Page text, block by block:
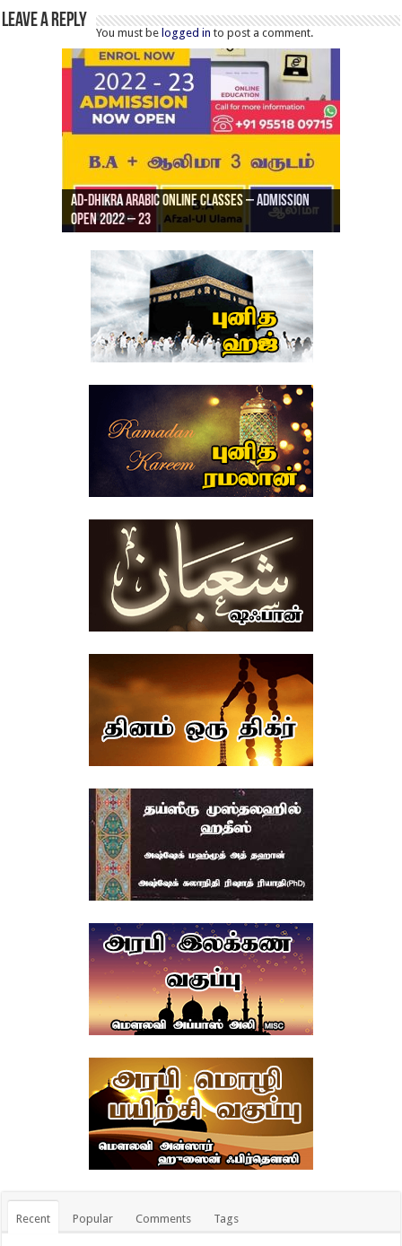
Leave a Reply
You must belogged in to post a comment.
Ad-Dhikra Arabic Online Classes – Admission
Open 2022 – 23
Ad-Dhikra Arabic Online Classes – BA Arabic
AD DHIKRA ARABIC COLLEGE ADMISSION
ரியாத் ஜும்ஆ தமிழாக்கம், Jamia Al Hajiri
Masjid (Kuwait Masjid), Malaz, Riyadh
Recent Popular Comments Tags